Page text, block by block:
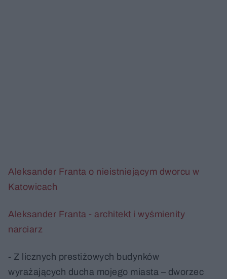
Aleksander Franta o nieistniejącym dworcu w
Katowicach
Aleksander Franta - architekt i wyśmienity
narciarz
- Z licznych prestiżowych budynków
wyrażających ducha mojego miasta – dworzec